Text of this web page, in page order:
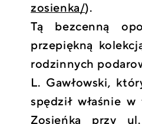
zosienka/).
Tą bezcenną
przepiękną
rodzinnych
L. Gawłowski,
spędził właśnie
Zosieńka przy